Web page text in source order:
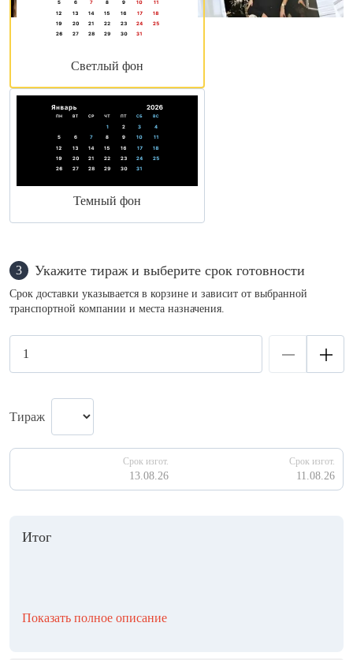
Светлый фон
Темный фон
3 Укажите тираж и выберите срок готовности
Срок доставки указывается в корзине и зависит от выбранной
транспортной компании и места назначения.
Тираж
Срок изгот.
13.08.26
Срок изгот.
11.08.26
Итог
Показать полное описание